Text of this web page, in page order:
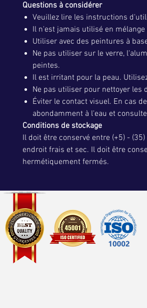
Questions à considérer
Veuillez lire les instructions
Il n'est jamais utilisé en
Utiliser avec des peintures à
Ne pas utiliser sur le verre,
peintes.
Il est irritant pour la peau.
Ne pas utiliser pour nettoyer les
Éviter le contact visuel. En cas
abondamment à l'eau et
Conditions de stockage
Il doit être conservé entre (+5) -
endroit frais et sec. Il doit être
hermétiquement fermés.